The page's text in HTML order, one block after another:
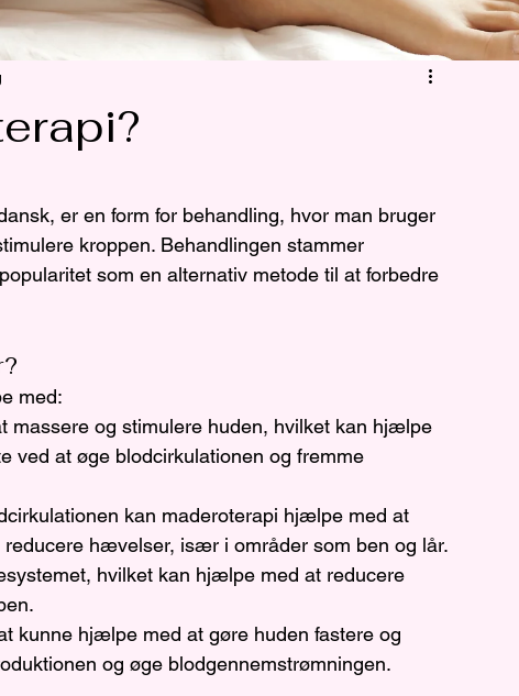
er en form for behandling, hvor man bruger
kroppen. Behandlingen stammer
som en alternativ metode til at forbedre
med:
massere og stimulere huden, hvilket kan hjælpe
ved at øge blodcirkulationen og fremme
kan maderoterapi hjælpe med at
hævelser, især i områder som ben og lår.
hvilket kan hjælpe med at reducere
kunne hjælpe med at gøre huden fastere og
og øge blodgennemstrømningen.